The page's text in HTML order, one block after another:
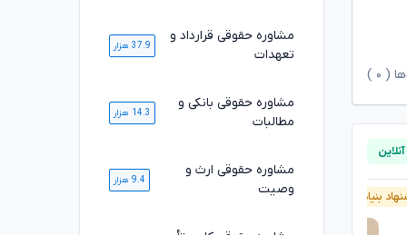
( ۰
بنیاد وکلا آنلاین
مشاوره حقوقی قرارداد و
تعهدات
37.9 هزار
مشاوره حقوقی بانکی و
مطالبات
14.3 هزار
مشاوره حقوقی ارث و
وصیت
9.4 هزار